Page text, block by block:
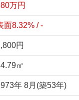
万円
面8.32% / -
円
㎡
年 8月(築53年)